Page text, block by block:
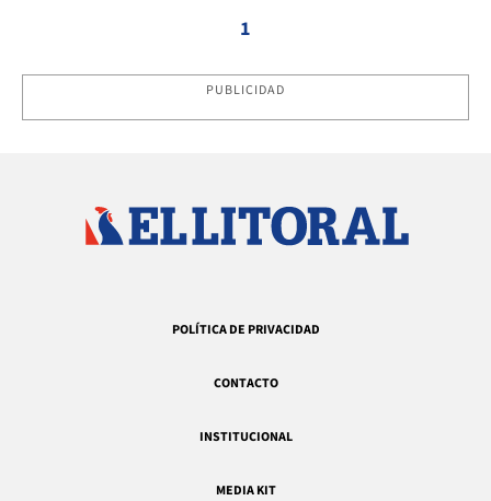
1
PUBLICIDAD
POLÍTICA DE PRIVACIDAD
CONTACTO
INSTITUCIONAL
MEDIA KIT